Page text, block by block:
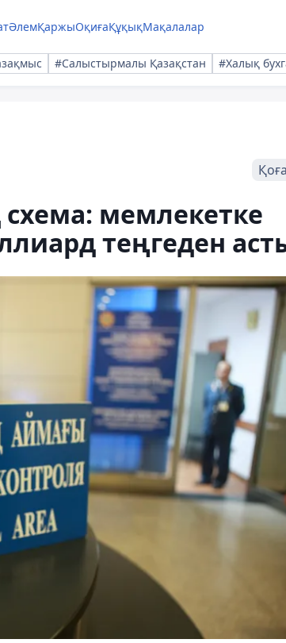
ӘлемҚаржыОқиғаҚұқықМақалалар
#Салыстырмалы Қазақстан #Халық
мемлекетке
теңгеден